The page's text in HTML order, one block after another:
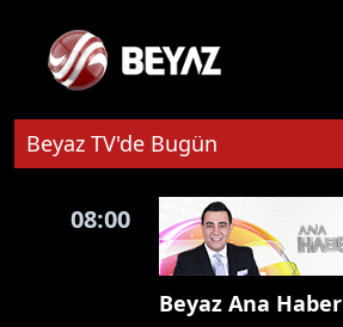
Beyaz TV'de Bugün
08:00
Beyaz Ana Haber